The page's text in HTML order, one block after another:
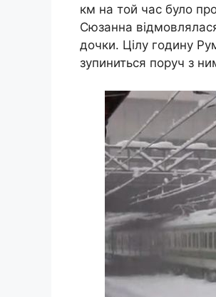
км на той час було
Сюзанна
дочки. Цілу годину
зупиниться поруч з